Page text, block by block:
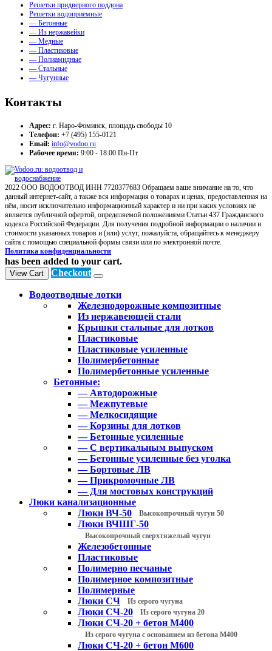
Решетки придверного поддона
Решетки водоприемные
— Бетонные
— Из нержавейки
— Медные
— Пластиковые
— Полиамидные
— Стальные
— Чугунные
Контакты
Адрес: г. Наро-Фоминск, площадь свободы 10
Телефон: +7 (495) 155-0121
Email: info@vodoo.ru
Рабочее время: 9:00 - 18:00 Пн-Пт
2022 ООО ВОДООТВОД ИНН 7720377683 Обращаем ваше внимание на то, что
данный интернет-сайт, а также вся информация о товарах и ценах, предоставленная на
нём, носит исключительно информационный характер и ни при каких условиях не
является публичной офертой, определяемой положениями Статьи 437 Гражданского
кодекса Российской Федерации. Для получения подробной информации о наличии и
стоимости указанных товаров и (или) услуг, пожалуйста, обращайтесь к менеджеру
сайта с помощью специальной формы связи или по электронной почте.
Политика конфиденциальности
has been added to your cart.
View Cart Checkout
Водоотводные лотки
Железнодорожные композитные
Из нержавеющей стали
Крышки стальные для лотков
Пластиковые
Пластиковые усиленные
Полимербетонные
Полимербетонные усиленные
Бетонные:
— Автодорожные
— Межпутевые
— Мелкосидящие
— Корзины для лотков
— Бетонные усиленные
— С вертикальным выпуском
— Бетонные усиленные без уголка
— Бортовые ЛВ
— Прикромочные ЛВ
— Для мостовых конструкций
Люки канализационные
Люки ВЧ-50
Высокопрочный чугун 50
Люки ВЧШГ-50
Высокопрочный сверхтяжелый чугун
Железобетонные
Пластиковые
Полимерно песчаные
Полимерное композитные
Полимерные
Люки СЧ
Из серого чугуна
Люки СЧ-20 Из серого чугуна 20
Люки СЧ-20 + бетон М400
Из серого чугуна с основанием из бетона М400
Люки СЧ-20 + бетон М600